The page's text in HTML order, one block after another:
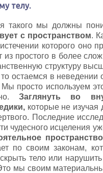
телу.
такого мы должны
с пространством.
которого оно
из простого в более
структуру
остаемся в
просто используем
Заглянуть во
которые не изучая
Последние
чудесного исцеления
по своим законам,
тело или
мы своим